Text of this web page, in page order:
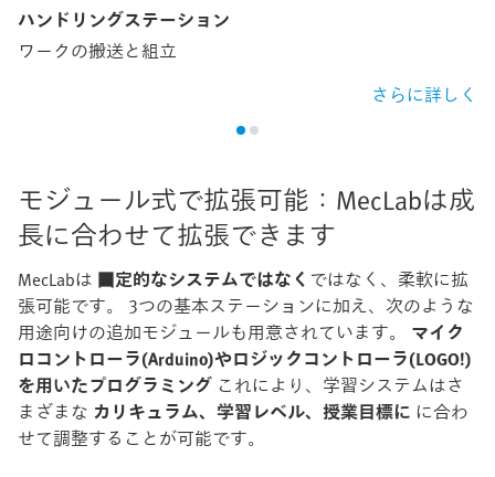
ハンドリングステーション
ワークの搬送と組立
さらに詳しく
モジュール式で拡張可能：MecLabは成
長に合わせて拡張できます
MecLabは 固定的なシステムではなく ではなく、柔軟に拡
張可能です。 3つの基本ステーションに加え、次のような
用途向けの追加モジュールも用意されています。 マイク
ロコントローラ(Arduino)やロジックコントローラ(LOGO!)
を用いたプログラミング これにより、学習システムはさ
まざまな カリキュラム、学習レベル、授業目標に に合わ
せて調整することが可能です。